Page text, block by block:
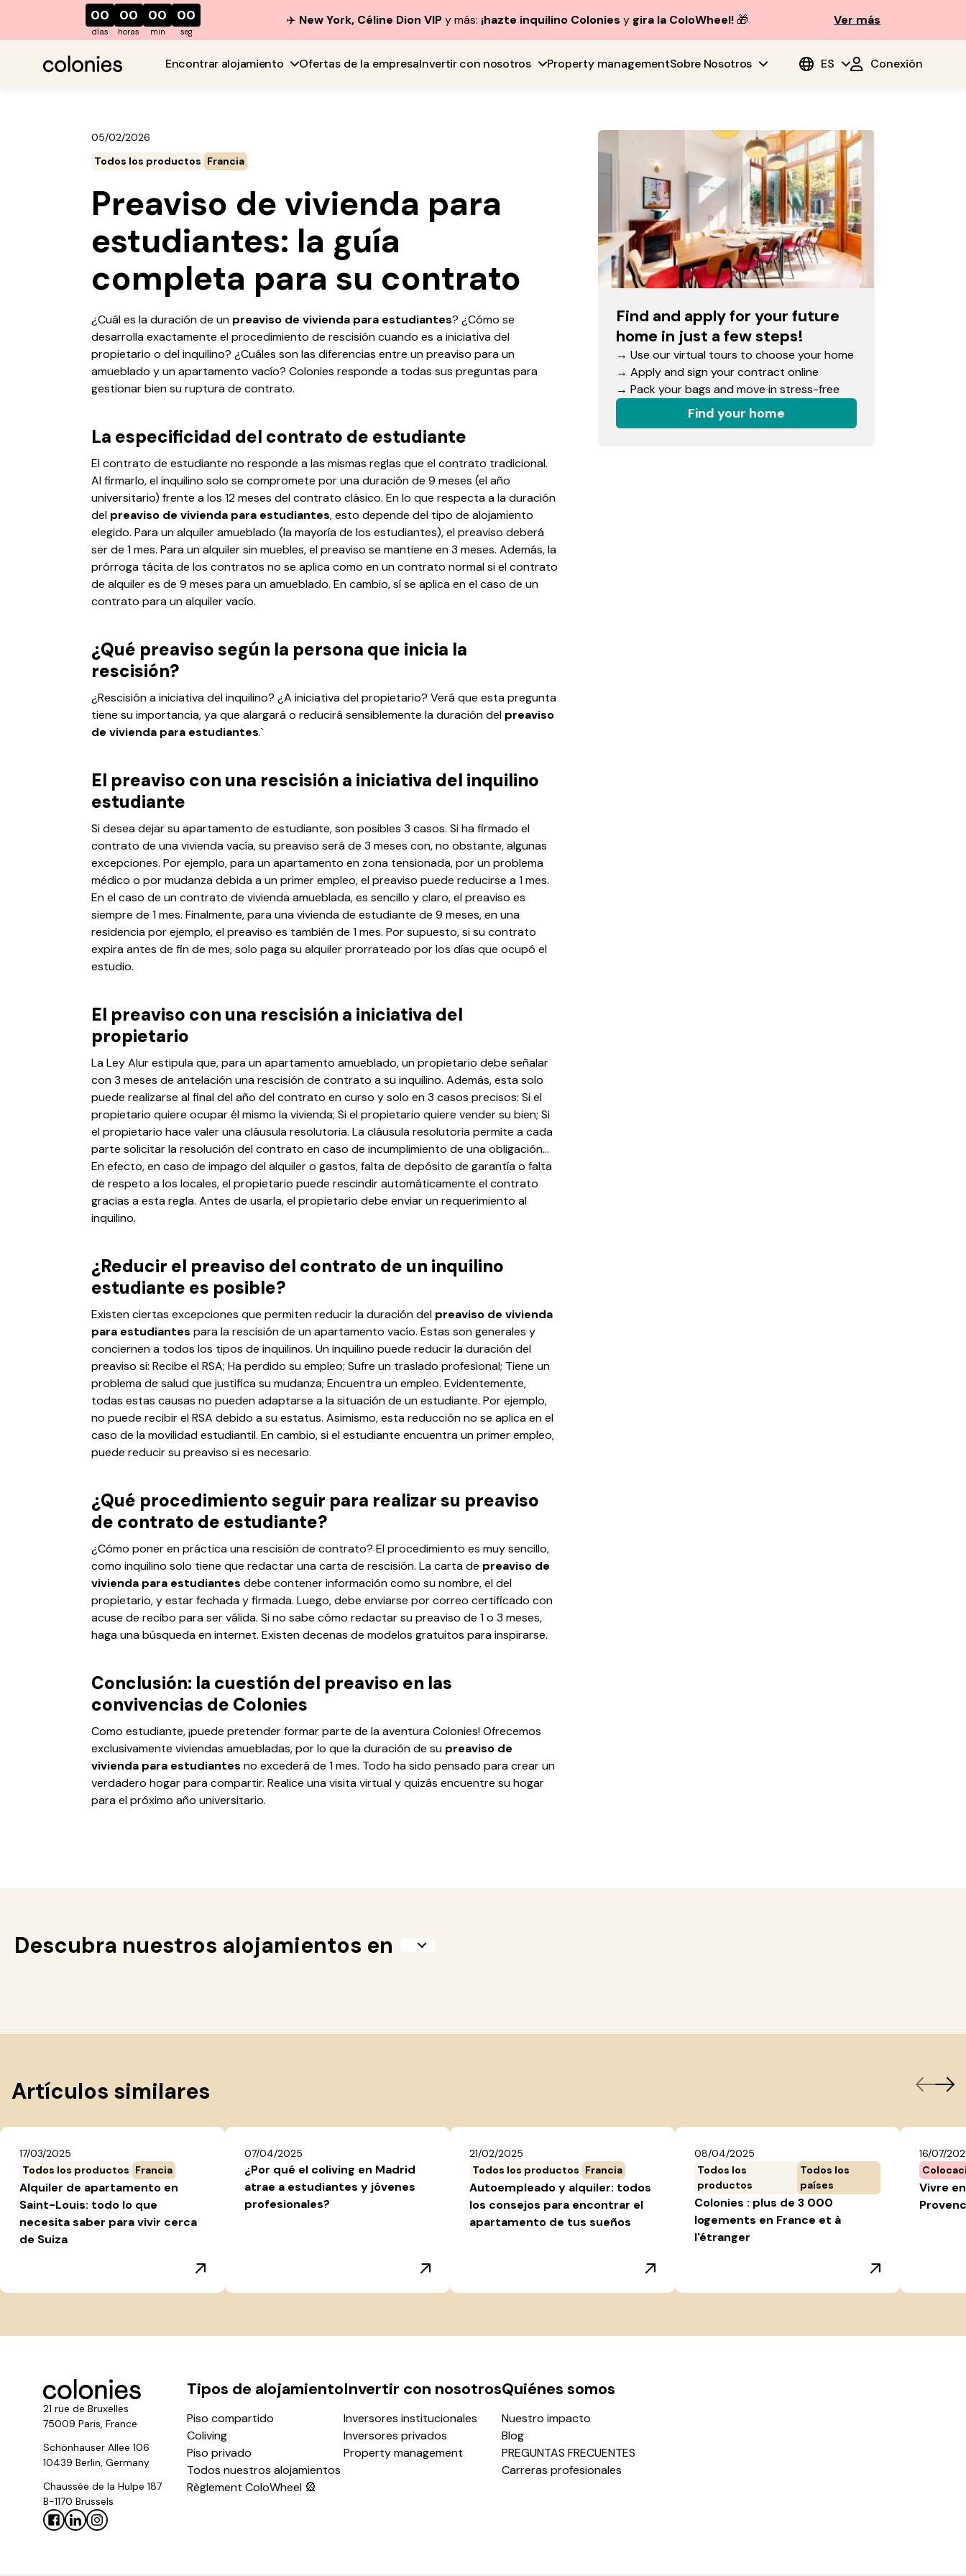
00
días
00
horas
00
min
00
seg
✈️ New York, Céline Dion VIPy más: ¡hazte inquilino Colonies y gira la ColoWheel! 🎁 Ver más
Encontrar alojamiento Ofertas de la empresaInvertir con nosotros Property managementSobre Nosotros ES Conexión
05/02/2026
Todos los productos Francia
Preaviso de vivienda para
estudiantes: la guía
completa para su contrato
¿Cuál es la duración de un preaviso de vivienda para estudiantes? ¿Cómo se
desarrolla exactamente el procedimiento de rescisión cuando es a iniciativa del
propietario o del inquilino? ¿Cuáles son las diferencias entre un preaviso para un
amueblado y un apartamento vacío? Colonies responde a todas sus preguntas para
gestionar bien su ruptura de contrato.
La especificidad del contrato de estudiante
El contrato de estudiante no responde a las mismas reglas que el contrato tradicional.
Al firmarlo, el inquilino solo se compromete por una duración de 9 meses (el año
universitario) frente a los 12 meses del contrato clásico. En lo que respecta a la duración
del preaviso de vivienda para estudiantes, esto depende del tipo de alojamiento
elegido. Para un alquiler amueblado (la mayoría de los estudiantes), el preaviso deberá
ser de 1 mes. Para un alquiler sin muebles, el preaviso se mantiene en 3 meses. Además, la
prórroga tácita de los contratos no se aplica como en un contrato normal si el contrato
de alquiler es de 9 meses para un amueblado. En cambio, sí se aplica en el caso de un
contrato para un alquiler vacío.
¿Qué preaviso según la persona que inicia la
rescisión?
¿Rescisión a iniciativa del inquilino? ¿A iniciativa del propietario? Verá que esta pregunta
tiene su importancia, ya que alargará o reducirá sensiblemente la duración del preaviso
de vivienda para estudiantes.`
El preaviso con una rescisión a iniciativa del inquilino
estudiante
Si desea dejar su apartamento de estudiante, son posibles 3 casos. Si ha firmado el
contrato de una vivienda vacía, su preaviso será de 3 meses con, no obstante, algunas
excepciones. Por ejemplo, para un apartamento en zona tensionada, por un problema
médico o por mudanza debida a un primer empleo, el preaviso puede reducirse a 1 mes.
En el caso de un contrato de vivienda amueblada, es sencillo y claro, el preaviso es
siempre de 1 mes. Finalmente, para una vivienda de estudiante de 9 meses, en una
residencia por ejemplo, el preaviso es también de 1 mes. Por supuesto, si su contrato
expira antes de fin de mes, solo paga su alquiler prorrateado por los días que ocupó el
estudio.
El preaviso con una rescisión a iniciativa del
propietario
La Ley Alur estipula que, para un apartamento amueblado, un propietario debe señalar
con 3 meses de antelación una rescisión de contrato a su inquilino. Además, esta solo
puede realizarse al final del año del contrato en curso y solo en 3 casos precisos: Si el
propietario quiere ocupar él mismo la vivienda; Si el propietario quiere vender su bien; Si
el propietario hace valer una cláusula resolutoria. La cláusula resolutoria permite a cada
parte solicitar la resolución del contrato en caso de incumplimiento de una obligación...
En efecto, en caso de impago del alquiler o gastos, falta de depósito de garantía o falta
de respeto a los locales, el propietario puede rescindir automáticamente el contrato
gracias a esta regla. Antes de usarla, el propietario debe enviar un requerimiento al
inquilino.
¿Reducir el preaviso del contrato de un inquilino
estudiante es posible?
Existen ciertas excepciones que permiten reducir la duración del preaviso de vivienda
para estudiantes para la rescisión de un apartamento vacío. Estas son generales y
conciernen a todos los tipos de inquilinos. Un inquilino puede reducir la duración del
preaviso si: Recibe el RSA; Ha perdido su empleo; Sufre un traslado profesional; Tiene un
problema de salud que justifica su mudanza; Encuentra un empleo. Evidentemente,
todas estas causas no pueden adaptarse a la situación de un estudiante. Por ejemplo,
no puede recibir el RSA debido a su estatus. Asimismo, esta reducción no se aplica en el
caso de la movilidad estudiantil. En cambio, si el estudiante encuentra un primer empleo,
puede reducir su preaviso si es necesario.
¿Qué procedimiento seguir para realizar su preaviso
de contrato de estudiante?
¿Cómo poner en práctica una rescisión de contrato? El procedimiento es muy sencillo,
como inquilino solo tiene que redactar una carta de rescisión. La carta de preaviso de
vivienda para estudiantes debe contener información como su nombre, el del
propietario, y estar fechada y firmada. Luego, debe enviarse por correo certificado con
acuse de recibo para ser válida. Si no sabe cómo redactar su preaviso de 1 o 3 meses,
haga una búsqueda en internet. Existen decenas de modelos gratuitos para inspirarse.
Conclusión: la cuestión del preaviso en las
convivencias de Colonies
Como estudiante, ¡puede pretender formar parte de la aventura Colonies! Ofrecemos
exclusivamente viviendas amuebladas, por lo que la duración de su preaviso de
vivienda para estudiantes no excederá de 1 mes. Todo ha sido pensado para crear un
verdadero hogar para compartir. Realice una visita virtual y quizás encuentre su hogar
para el próximo año universitario.
Find and apply for your future
home in just a few steps!
→ Use our virtual tours to choose your home
→ Apply and sign your contract online
→ Pack your bags and move in stress-free
Find your home
Descubra nuestros alojamientos en
Artículos similares
17/03/2025
Todos los productos Francia
Alquiler de apartamento en
Saint-Louis: todo lo que
necesita saber para vivir cerca
de Suiza
07/04/2025
¿Por qué el coliving en Madrid
atrae a estudiantes y jóvenes
profesionales?
21/02/2025
Todos los productos Francia
Autoempleado y alquiler: todos
los consejos para encontrar el
apartamento de tus sueños
08/04/2025
Todos los
productos
Todos los
países
Colonies : plus de 3 000
logements en France et à
l'étranger
16/07/
Vivre
21 rue de Bruxelles
75009 Paris, France
Schönhauser Allee 106
10439 Berlin, Germany
Chaussée de la Hulpe 187
B-1170 Brussels
Tipos de alojamiento
Piso compartido
Coliving
Piso privado
Todos nuestros alojamientos
Règlement ColoWheel 🎡
Invertir con nosotros
Inversores institucionales
Inversores privados
Property management
Quiénes somos
Nuestro impacto
Blog
PREGUNTAS FRECUENTES
Carreras profesionales